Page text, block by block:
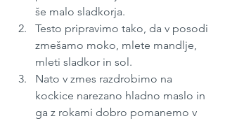
še malo sladkorja.
Testo pripravimo tako, da v posodi
zmešamo moko, mlete mandlje,
mleti sladkor in sol.
Nato v zmes razdrobimo na
kockice narezano hladno maslo in
ga z rokami dobro pomanemo v